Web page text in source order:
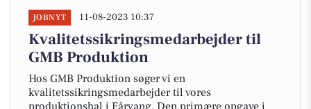
JOBNYT 11-08-2023 10:37
Kvalitetssikringsmedarbejder til
GMB Produktion
Hos GMB Produktion søger vi en
kvalitetssikringsmedarbejder til vores
produktionshal i Fårvang. Den primære opgave i